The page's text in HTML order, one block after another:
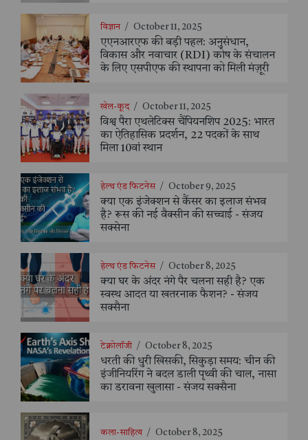
विज्ञान / October 11, 2025
एएनआरएफ की बड़ी पहल: अनुसंधान,
विकास और नवाचार (RDI) कोष के संचालन
के लिए एसपीएफ की स्थापना को मिली मंज़ूरी
खेल-कूद / October 11, 2025
विश्व पैरा एथलेटिक्स चैंपियनशिप 2025: भारत
का ऐतिहासिक प्रदर्शन, 22 पदकों के साथ
मिला 10वां स्थान
हेल्थ एंड फिटनेस / October 9, 2025
क्या एक इंजेक्शन से कैंसर का इलाज संभव
है? रूस की नई वैक्सीन की सच्चाई - संजय
सक्सेना
हेल्थ एंड फिटनेस / October 8, 2025
क्या घर के अंदर नंगे पैर चलना सही है? एक
स्वस्थ आदत या खतरनाक फैशन? - संजय
सक्सैना
टेक्नोलॉजी / October 8, 2025
धरती की धुरी खिसकी, सिकुड़ा समय: चीन की
इंजीनियरिंग ने बदल डाली पृथ्वी की चाल, नासा
का डरावना खुलासा - संजय सक्सैना
कला-साहित्य / October 8, 2025